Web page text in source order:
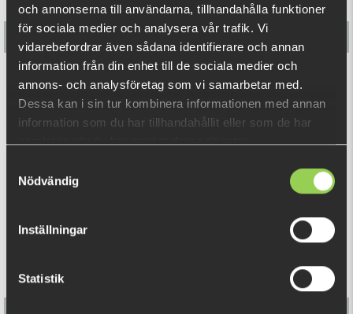
och annonserna till användarna, tillhandahålla funktioner
för sociala medier och analysera vår trafik. Vi
vidarebefordrar även sådana identifierare och annan
information från din enhet till de sociala medier och
annons- och analysföretag som vi samarbetar med.
Dessa kan i sin tur kombinera informationen med annan
information som du har tillhandahållit eller som de har
samlat in när du har använt deras tjänster.
Nödvändig
Inställningar
Statistik
M-WAR Jig Heads #4/0 4-pack (BKK)
€5.40